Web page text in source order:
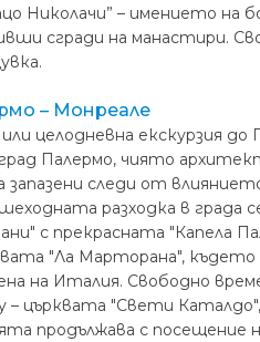
Николачи” – имението на
сгради на манастири.
– Монреале
целодневна екскурзия
Палермо, чиято
следи от
разходка в
с прекрасната "Капела
"Ла Марторана",
на Италия. Свободно
църквата "Свети Каталдо",
продължава с посещение